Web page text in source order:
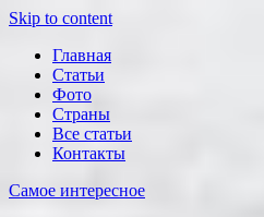
Skip to content
Главная
Статьи
Фото
Страны
Все статьи
Контакты
Самое интересное